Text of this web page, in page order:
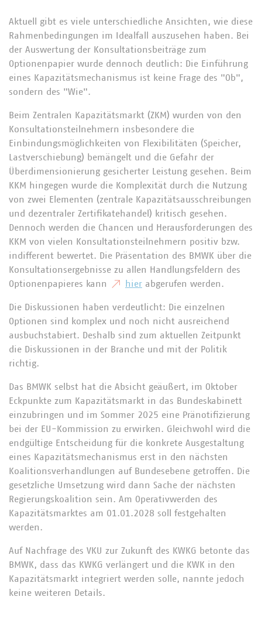
Aktuell gibt es viele unterschiedliche Ansichten, wie diese
Rahmenbedingungen im Idealfall auszusehen haben. Bei
der Auswertung der Konsultationsbeiträge zum
Optionenpapier wurde dennoch deutlich: Die Einführung
eines Kapazitätsmechanismus ist keine Frage des "Ob",
sondern des "Wie".
Beim Zentralen Kapazitätsmarkt (ZKM) wurden von den
Konsultationsteilnehmern insbesondere die
Einbindungsmöglichkeiten von Flexibilitäten (Speicher,
Lastverschiebung) bemängelt und die Gefahr der
Überdimensionierung gesicherter Leistung gesehen. Beim
KKM hingegen wurde die Komplexität durch die Nutzung
von zwei Elementen (zentrale Kapazitätsausschreibungen
und dezentraler Zertifikatehandel) kritisch gesehen.
Dennoch werden die Chancen und Herausforderungen des
KKM von vielen Konsultationsteilnehmern positiv bzw.
indifferent bewertet. Die Präsentation des BMWK über die
Konsultationsergebnisse zu allen Handlungsfeldern des
Optionenpapieres kann
hier abgerufen werden.
Die Diskussionen haben verdeutlicht: Die einzelnen
Optionen sind komplex und noch nicht ausreichend
ausbuchstabiert. Deshalb sind zum aktuellen Zeitpunkt
die Diskussionen in der Branche und mit der Politik
richtig.
Das BMWK selbst hat die Absicht geäußert, im Oktober
Eckpunkte zum Kapazitätsmarkt in das Bundeskabinett
einzubringen und im Sommer 2025 eine Pränotifizierung
bei der EU-Kommission zu erwirken. Gleichwohl wird die
endgültige Entscheidung für die konkrete Ausgestaltung
eines Kapazitätsmechanismus erst in den nächsten
Koalitionsverhandlungen auf Bundesebene getroffen. Die
gesetzliche Umsetzung wird dann Sache der nächsten
Regierungskoalition sein. Am Operativwerden des
Kapazitätsmarktes am 01.01.2028 soll festgehalten
werden.
Auf Nachfrage des VKU zur Zukunft des KWKG betonte das
BMWK, dass das KWKG verlängert und die KWK in den
Kapazitätsmarkt integriert werden solle, nannte jedoch
keine weiteren Details.